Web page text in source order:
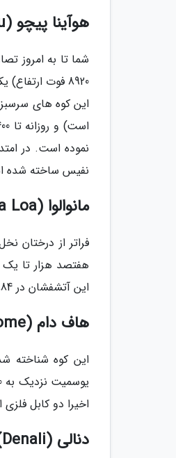
هوآینا پیچو (Huayna Picchu)، پرو
شما تا به امروز
8920 فوت
این کوه های
نموده است. در
نفیس ساخته شده
مانوالوا (Mauna Loa)، هاوایی
فراتر از درختان
این آتشفشان در 1984 بود و رودخانه عظیمی از گدازه را تا نزدیکی شهر هیلو راه انداخت.
هاف دام (Half Dome)، کالیفرنیا
این کوه شناخته
اخیرا دو کابل فلزی اجازه می دهد
دنالی (Denali)، آلاسکا